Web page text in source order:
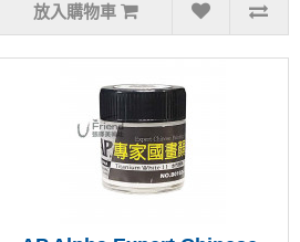
放入購物車